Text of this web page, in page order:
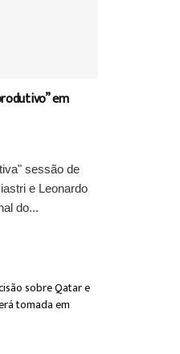
em
sessão de
e Leonardo
do...
sobre Qatar e
tomada em